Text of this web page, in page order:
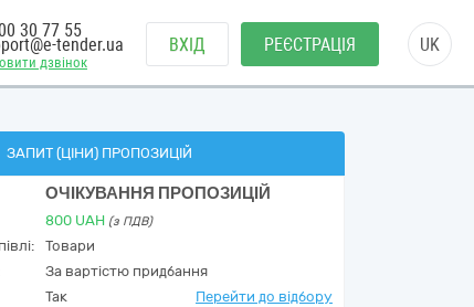
дзвінок
30 77 55
tender.ua ВХІД РЕЄСТРАЦІЯ UK
ЗАПИТ (ЦІНИ) ПРОПОЗИЦІЙ
ОЧІКУВАННЯ ПРОПОЗИЦІЙ
800 UAH (з ПДВ)
Товари
За вартістю придбання
Так Перейти до відбору